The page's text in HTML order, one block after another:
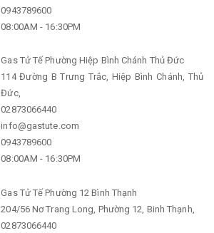
0943789600
08:00AM - 16:30PM
Gas Tử Tế Phường Hiệp Bình Chánh Thủ Đức
114 Đường B Trưng Trắc, Hiệp Bình Chánh, Thủ
Đức,
02873066440
info@gastute.com
0943789600
08:00AM - 16:30PM
Gas Tử Tế Phường 12 Bình Thạnh
204/56 Nơ Trang Long, Phường 12, Binh Thạnh,
02873066440